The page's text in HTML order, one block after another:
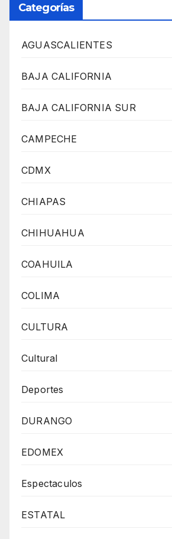
Categorías
AGUASCALIENTES
BAJA CALIFORNIA
BAJA CALIFORNIA SUR
CAMPECHE
CDMX
CHIAPAS
CHIHUAHUA
COAHUILA
COLIMA
CULTURA
Cultural
Deportes
DURANGO
EDOMEX
Espectaculos
ESTATAL